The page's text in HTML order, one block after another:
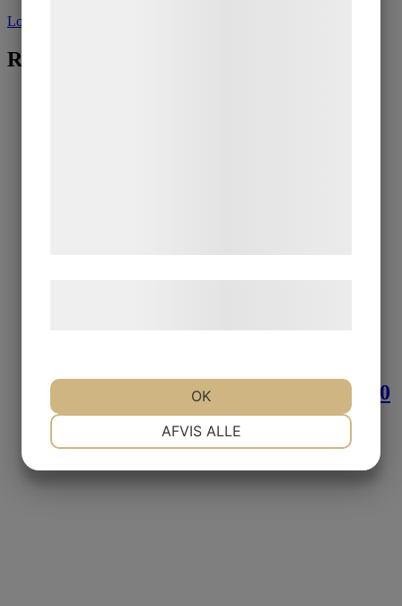
Logga in för pris
Relaterade produkter
11154 ALLMOGEFÄRG Ljusgrön 50
ml.
AFVIS ALLE
OK